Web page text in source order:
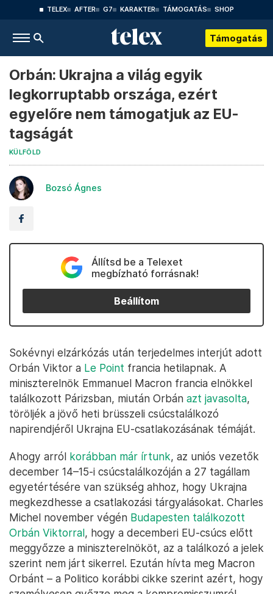
TELEX AFTER G7 KARAKTER TÁMOGATÁS SHOP
Támogatás
Orbán: Ukrajna a világ egyik
legkorruptabb országa, ezért
egyelőre nem támogatjuk az EU-
tagságát
KÜLFÖLD
Bozsó Ágnes
Állítsd be a Telexet
megbízható forrásnak!
Beállítom
Sokévnyi elzárkózás után terjedelmes interjút adott
Orbán Viktor a Le Point francia hetilapnak. A
miniszterelnök Emmanuel Macron francia elnökkel
találkozott Párizsban, miután Orbán azt javasolta,
töröljék a jövő heti brüsszeli csúcstalálkozó
napirendjéről Ukrajna EU-csatlakozásának témáját.
Ahogy arról korábban már írtunk, az uniós vezetők
december 14–15-i csúcstalálkozóján a 27 tagállam
egyetértésére van szükség ahhoz, hogy Ukrajna
megkezdhesse a csatlakozási tárgyalásokat. Charles
Michel november végén Budapesten találkozott
Orbán Viktorral, hogy a decemberi EU-csúcs előtt
meggyőzze a miniszterelnököt, az a találkozó a jelek
szerint nem járt sikerrel. Ezután hívta meg Macron
Orbánt – a Politico korábbi cikke szerint azért, hogy